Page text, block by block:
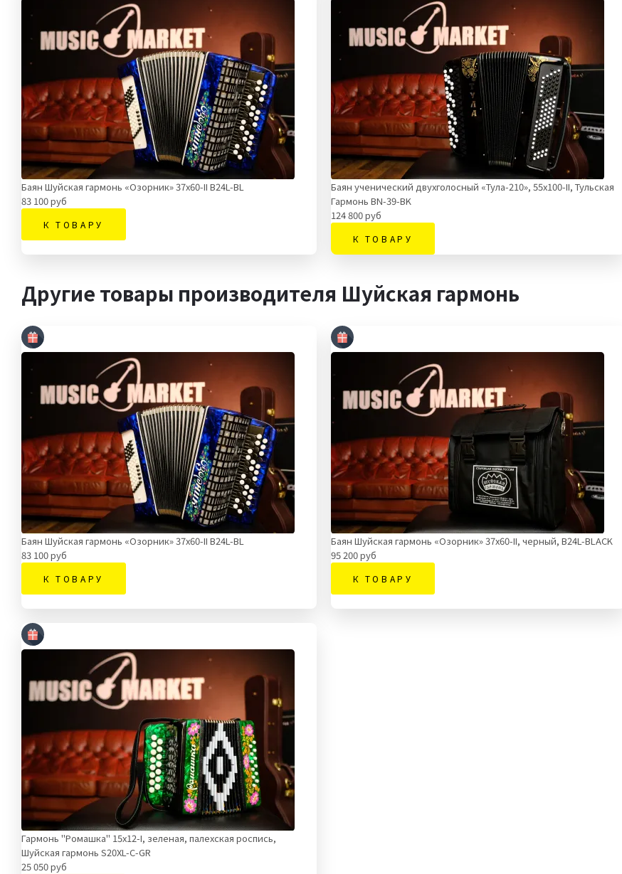
Баян Шуйская гармонь «Озорник» 37х60-II В24L-BL
83 100 руб
К ТОВАРУ
Баян ученический двухголосный «Тула-210», 55х100-II, Тульская
Гармонь BN-39-BK
124 800 руб
К ТОВАРУ
Другие товары производителя Шуйская гармонь
Баян Шуйская гармонь «Озорник» 37х60-II В24L-BL
83 100 руб
К ТОВАРУ
Баян Шуйская гармонь «Озорник» 37х60-II, черный, В24L-BLACK
95 200 руб
К ТОВАРУ
Гармонь "Ромашка" 15х12-I, зеленая, палехская роспись,
Шуйская гармонь S20XL-C-GR
25 050 руб